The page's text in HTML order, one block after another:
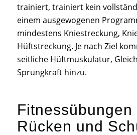
trainiert, trainiert kein
einem ausgewogenen
mindestens Kniestreckung,
Hüftstreckung. Je nach Ziel
seitliche Hüftmuskulatur,
Sprungkraft hinzu.
Fitnessübungen
Rücken und